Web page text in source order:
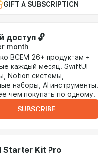
GIFT A SUBSCRIPTION
доступ 🔓
month
ВСЕМ 26+ продуктам +
каждый месяц. SwiftUI
Notion системы,
наборы, AI инструменты.
чем покупать по одному.
SUBSCRIBE
Starter Kit Pro